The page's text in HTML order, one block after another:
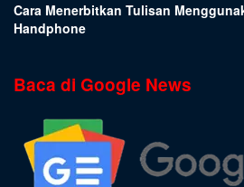
Cara Menerbitkan Tulisan
Handphone
Baca di Google News